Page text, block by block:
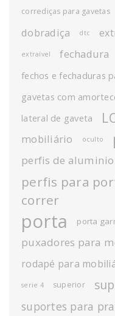
corrediças para gavetas
dobradiça dtc
extraível fechadura
fechos e fechaduras
gavetas com
lateral de gaveta
mobiliário oculto
perfis de
perfis para
correr
porta porta
puxadores para
rodapé para
serie 4 superior
suportes para